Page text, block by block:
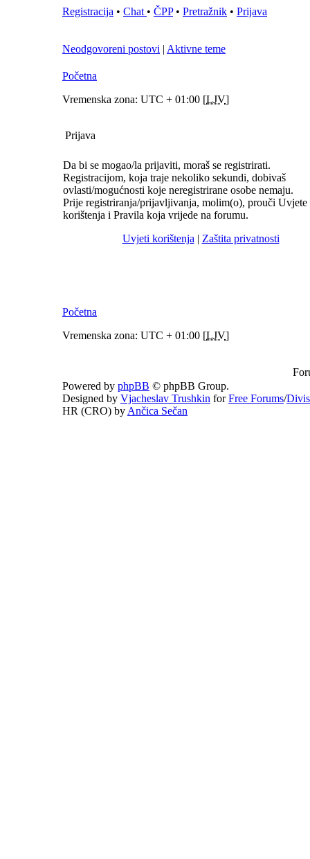
Registracija • Chat • ČPP• Pretražnik • Prijava
Neodgovoreni postovi | Aktivne teme
Početna
Vremenska zona: UTC + 01:00 [LJV]
Prijava
Da bi se mogao/la prijaviti, moraš se registrirati.
Registracijom, koja traje nekoliko sekundi, dobivaš
ovlasti/mogućnosti koje neregistrirane osobe nemaju.
Prije registriranja/prijavljivanja, molim(o), prouči Uvjete
korištenja i Pravila koja vrijede na forumu.
Uvjeti korištenja | Zaštita privatnosti
Početna
Vremenska zona: UTC + 01:00 [LJV]
Powered by phpBB © phpBB Group.
Designed by Vjacheslav Trushkin forFree Forums/
HR (CRO) by Ančica Sečan